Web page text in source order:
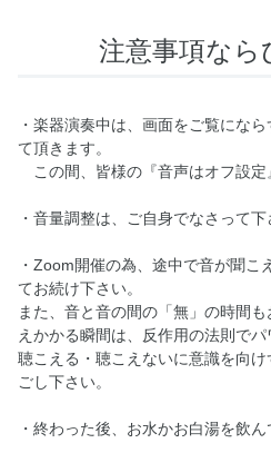
注意事項なら
・楽器演奏中は、画面をご覧にな
て頂きます。
この間、皆様の『音声はオフ設定
・音量調整は、ご自身でなさって下
・Zoom開催の為、途中で音が聞こ
てお続け下さい。
また、音と音の間の「無」の時間
えかかる瞬間は、反作用の法則でパ
聴こえる・聴こえないに意識を向
ごし下さい。
・終わった後、お水かお白湯を飲